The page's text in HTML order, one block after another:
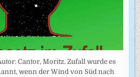
Cantor, Moritz. Zufall wurde es
wenn der Wind von Süd nach